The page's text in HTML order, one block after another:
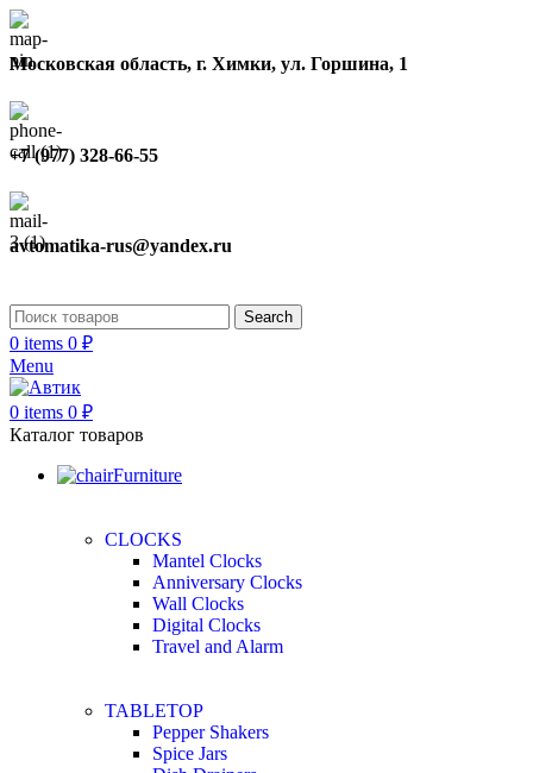
Московская область, г. Химки, ул. Горшина, 1
+7 (977) 328-66-55
avtomatika-rus@yandex.ru
Search
0 items 0 ₽
Menu
0 items 0 ₽
Каталог товаров
Furniture
CLOCKS
Mantel Clocks
Anniversary Clocks
Wall Clocks
Digital Clocks
Travel and Alarm
TABLETOP
Pepper Shakers
Spice Jars